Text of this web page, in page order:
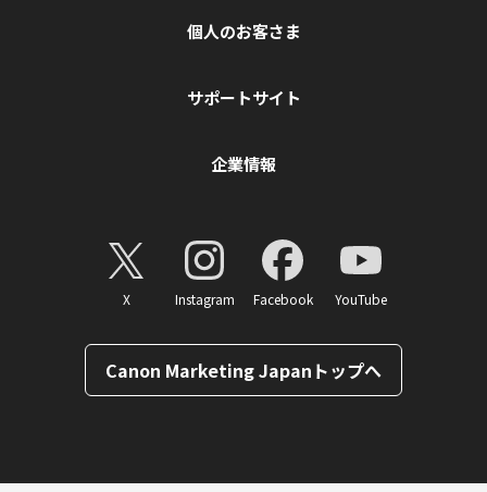
個人のお客さま
サポートサイト
企業情報
X Instagram Facebook YouTube
Canon Marketing Japanトップへ